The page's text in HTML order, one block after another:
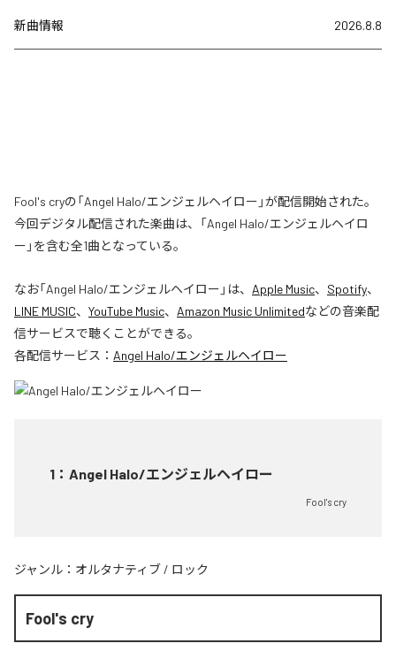
新曲情報 2026.8.8
Fool's cryの「Angel Halo/エンジェルヘイロー」が配信開始された。
今回デジタル配信された楽曲は、「Angel Halo/エンジェルヘイロ
ー」を含む全1曲となっている。
なお「Angel Halo/エンジェルヘイロー 」は、 Apple Music、 Spotify、
LINE MUSIC、 YouTube Music、 Amazon Music Unlimitedなどの音楽配
信サービスで聴くことができる。
各配信サービス： Angel Halo/エンジェルヘイロー
1 ： Angel Halo/エンジェルヘイロー
Fool's cry
ジャンル： オルタナティブ / ロック
Fool's cry